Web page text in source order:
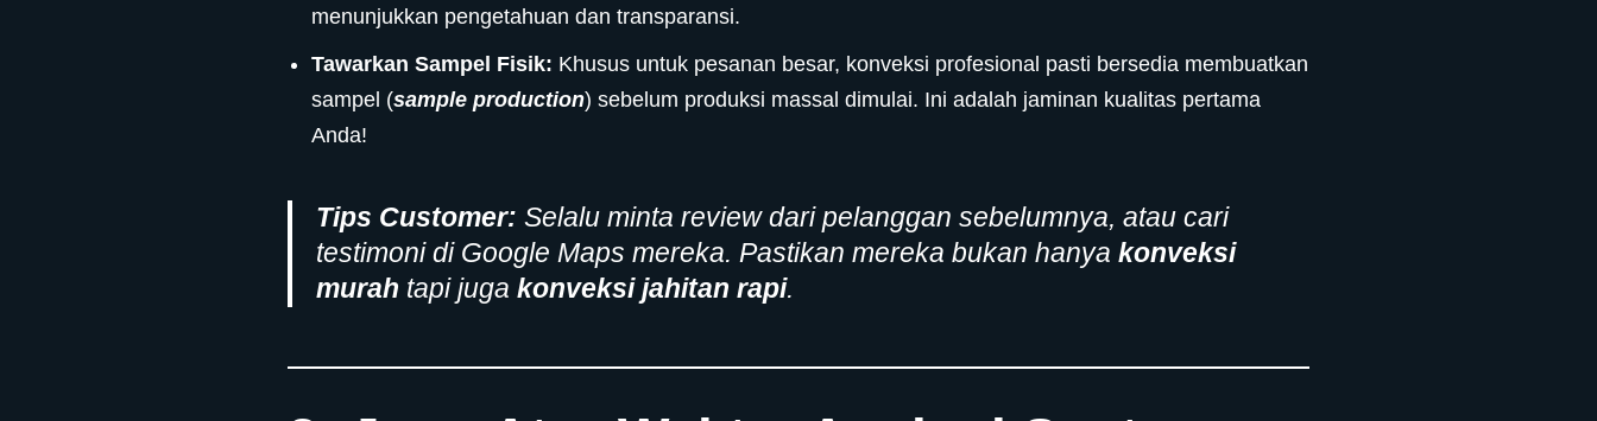
menunjukkan pengetahuan dan transparansi.
Tawarkan Sampel Fisik: Khusus untuk pesanan besar, konveksi profesional pasti bersedia membuatkan
sampel (sample production) sebelum produksi massal dimulai. Ini adalah jaminan kualitas pertama
Anda!
Tips Customer: Selalu mintareviewdari pelanggan sebelumnya, atau cari
testimoni di Google Maps mereka. Pastikan mereka bukan hanyakonveksi
murah tapi jugakonveksi jahitan rapi.